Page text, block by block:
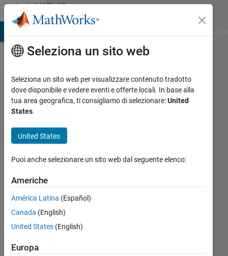
Vai al contenutoMATLAB
Answers
some
problem in
smoothing
parameter?
RS
2013
1
10
Seleziona un sito web
Seleziona un sito web per visualizzare contenuto tradotto
dove disponibile e vedere eventi e offerte locali. In base alla
tua area geografica, ti consigliamo di selezionare:United
States.
United States
Puoi anche selezionare un sito web dal seguente elenco:
Americhe
América Latina (Español)
Canada (English)
United States (English)
Europa